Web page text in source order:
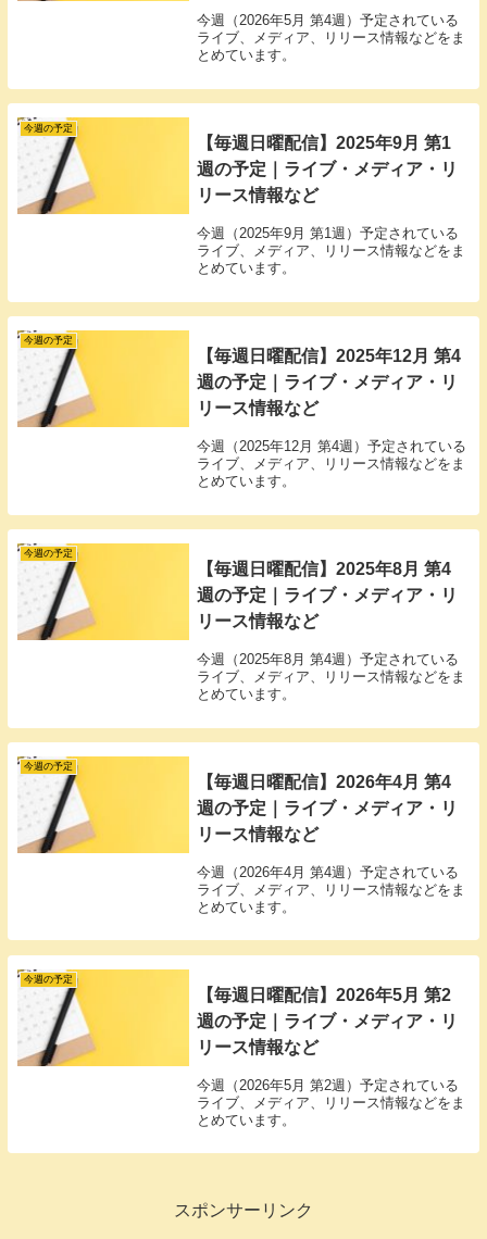
今週（2026年5月 第4週）予定されている
ライブ、メディア、リリース情報などをま
とめています。
今週の予定
【毎週日曜配信】2025年9月 第1
週の予定｜ライブ・メディア・リ
リース情報など
今週（2025年9月 第1週）予定されている
ライブ、メディア、リリース情報などをま
とめています。
今週の予定
【毎週日曜配信】2025年12月 第4
週の予定｜ライブ・メディア・リ
リース情報など
今週（2025年12月 第4週）予定されている
ライブ、メディア、リリース情報などをま
とめています。
今週の予定
【毎週日曜配信】2025年8月 第4
週の予定｜ライブ・メディア・リ
リース情報など
今週（2025年8月 第4週）予定されている
ライブ、メディア、リリース情報などをま
とめています。
今週の予定
【毎週日曜配信】2026年4月 第4
週の予定｜ライブ・メディア・リ
リース情報など
今週（2026年4月 第4週）予定されている
ライブ、メディア、リリース情報などをま
とめています。
今週の予定
【毎週日曜配信】2026年5月 第2
週の予定｜ライブ・メディア・リ
リース情報など
今週（2026年5月 第2週）予定されている
ライブ、メディア、リリース情報などをま
とめています。
スポンサーリンク